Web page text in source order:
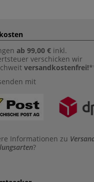
ab 99,00 € inkl.
verschicken wir
versandkostenfrei!
mit
Informationen zu
?